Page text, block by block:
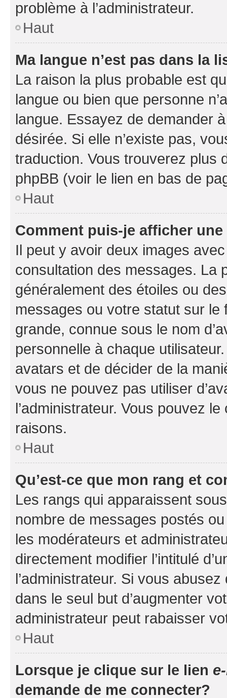
problème à l’administrateur.
Haut
Ma langue n’est pas dans la
La raison la plus probable est
langue ou bien que personne
langue. Essayez de demander
désirée. Si elle n’existe pas,
traduction. Vous trouverez plus
phpBB (voir le lien en bas de
Haut
Comment puis-je afficher
Il peut y avoir deux images
consultation des messages. La
généralement des étoiles ou
messages ou votre statut sur
grande, connue sous le nom
personnelle à chaque utilisateur.
avatars et de décider de la
vous ne pouvez pas utiliser
l’administrateur. Vous pouvez
raisons.
Haut
Qu’est-ce que mon rang et
Les rangs qui apparaissent
nombre de messages postés
les modérateurs et
directement modifier l’intitulé
l’administrateur. Si vous
dans le seul but d’augmenter
administrateur peut rabaisser
Haut
Lorsque je clique sur le lien
demande de me connecter?